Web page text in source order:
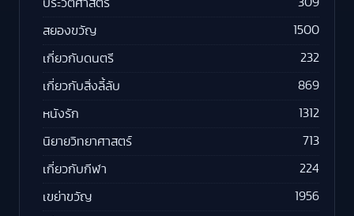
ประวัติศาสตร์
สยองขวัญ 1500
เกี่ยวกับดนตรี 232
เกี่ยวกับสิ่งลี้ลับ 869
หนังรัก 1312
นิยายวิทยาศาสตร์ 713
เกี่ยวกับกีฬา 224
เขย่าขวัญ 1956